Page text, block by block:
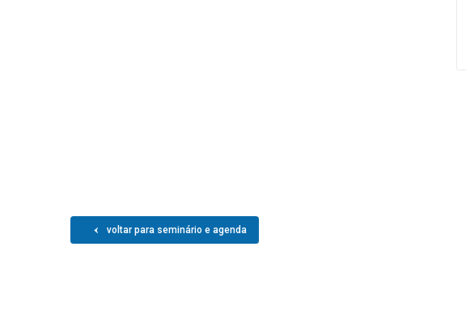
voltar para seminário e agenda